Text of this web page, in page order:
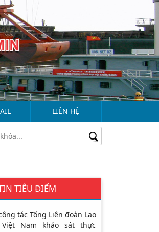
LIÊN HỆ
TIÊU ĐIỂM
tác Tổng Liên đoàn Lao
Nam khảo sát thực